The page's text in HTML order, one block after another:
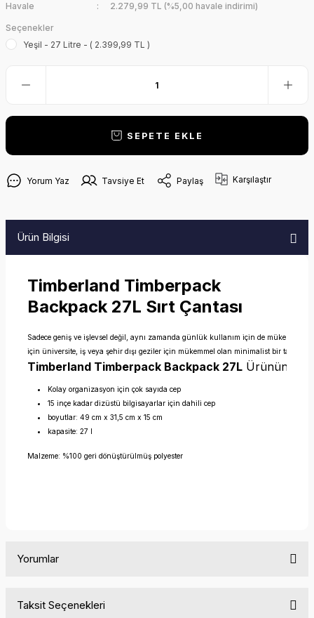
Havale
2.279,99 TL (%5,00 havale indirimi)
Seçenekler
Yeşil - 27 Litre - ( 2.399,99 TL )
SEPETE EKLE
Yorum Yaz Tavsiye Et Paylaş Karşılaştır
Ürün Bilgisi
Timberland Timberpack
Backpack 27L Sırt Çantası
Sadece geniş ve işlevsel değil, aynı zamanda günlük kullanım için de mükemmel
için üniversite, iş veya şehir dışı geziler için mükemmel olan minimalist bir
Timberland Timberpack Backpack 27L Ürünün
Kolay organizasyon için çok sayıda cep
15 inçe kadar dizüstü bilgisayarlar için dahili cep
boyutlar: 49 cm x 31,5 cm x 15 cm
kapasite: 27 l
Malzeme: %100 geri dönüştürülmüş polyester
Yorumlar
Taksit Seçenekleri